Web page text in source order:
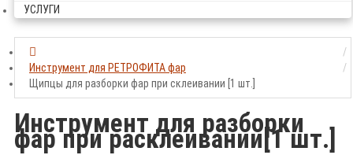
УСЛУГИ
Инструмент для РЕТРОФИТА фар
Щипцы для разборки фар при склеивании [1 шт.]
Инструмент для разборки
фар при расклеивании[1 шт.]